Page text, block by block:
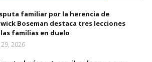
familiar por la herencia de
Boseman destaca tres lecciones
familias en duelo
29, 2026